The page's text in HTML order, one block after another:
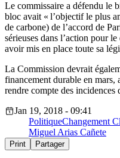
Le commissaire a défendu le
bloc avait « l’objectif le plus
de carbone) de l’accord de
sérieuses dans l’action pour
avoir mis en place toute sa
La Commission devrait
financement durable en mars,
rendre compte des incidences
Jan 19, 2018 - 09:41
PolitiqueChangement
Miguel Arias Cañete
Print Partager